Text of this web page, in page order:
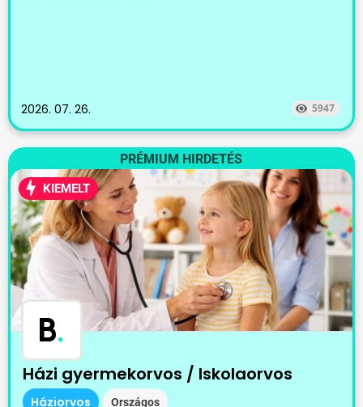
2026. 07. 26. 5947
PRÉMIUM HIRDETÉS
KIEMELT
B.
Házi gyermekorvos / Iskolaorvos
Háziorvos Országos